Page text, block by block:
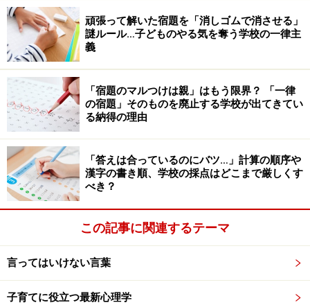
自動車運転処罰法違反などの疑いで書類送検されるとい
う事件がありました。
子どもが安全に遊ぶために、今すぐ親がで
きること
現在、新型コロナウイルス感染症の感染拡大防止のた
め、休園・休校になったり、公園そのものが使えなくな
ったりしています。それらが及ぼす、子どもの心身への
悪影響は確かに心配です。
けれども、路上での遊びは、自分の命だけでなく、他人
の命や大切なものも危険にさらします。スケートボード
で歩行者にぶつかって怪我をさせてしまったり、投げた
ボールが何かを壊してしまったりしたときに、「子ども
頑張って解いた宿題を「消しゴムで消させる」
謎ルール…子どものやる気を奪う学校の一律主
義
「宿題のマルつけは親」はもう限界？ 「一律
の宿題」そのものを廃止する学校が出てきてい
る納得の理由
「答えは合っているのにバツ…」計算の順序や
漢字の書き順、学校の採点はどこまで厳しくす
べき？
この記事に関連するテーマ
言ってはいけない言葉
子育てに役立つ最新心理学